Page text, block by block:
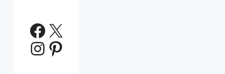
Facebook
X
Instagram
Pinterest